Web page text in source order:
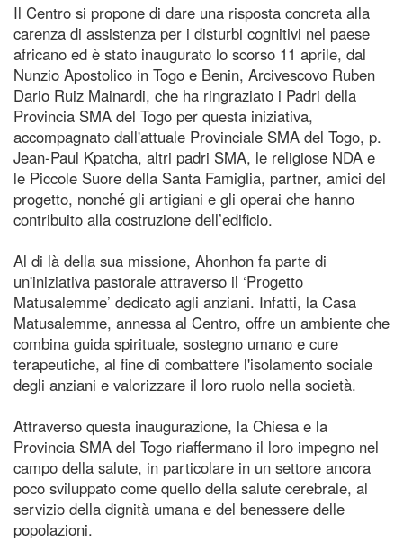
Il Centro si propone di dare una risposta concreta alla
carenza di assistenza per i disturbi cognitivi nel paese
africano ed è stato inaugurato lo scorso 11 aprile, dal
Nunzio Apostolico in Togo e Benin, Arcivescovo Ruben
Dario Ruiz Mainardi, che ha ringraziato i Padri della
Provincia SMA del Togo per questa iniziativa,
accompagnato dall'attuale Provinciale SMA del Togo, p.
Jean-Paul Kpatcha, altri padri SMA, le religiose NDA e
le Piccole Suore della Santa Famiglia, partner, amici del
progetto, nonché gli artigiani e gli operai che hanno
contribuito alla costruzione dell’edificio.
Al di là della sua missione, Ahonhon fa parte di
un'iniziativa pastorale attraverso il ‘Progetto
Matusalemme’ dedicato agli anziani. Infatti, la Casa
Matusalemme, annessa al Centro, offre un ambiente che
combina guida spirituale, sostegno umano e cure
terapeutiche, al fine di combattere l'isolamento sociale
degli anziani e valorizzare il loro ruolo nella società.
Attraverso questa inaugurazione, la Chiesa e la
Provincia SMA del Togo riaffermano il loro impegno nel
campo della salute, in particolare in un settore ancora
poco sviluppato come quello della salute cerebrale, al
servizio della dignità umana e del benessere delle
popolazioni.